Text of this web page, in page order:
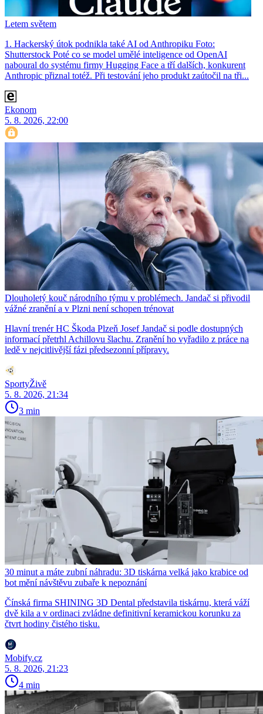
Letem světem
1. Hackerský útok podnikla také AI od Anthropiku Foto:
Shutterstock Poté co se model umělé inteligence od OpenAI
naboural do systému firmy Hugging Face a tří dalších, konkurent
Anthro­pic přiznal totéž. Při testování jeho produkt zaútočil na tři...
Ekonom
5. 8. 2026, 22:00
Dlouholetý kouč národního týmu v problémech. Jandač si přivodil
vážné zranění a v Plzni není schopen trénovat
Hlavní trenér HC Škoda Plzeň Josef Jandač si podle dostupných
informací přetrhl Achillovu šlachu. Zranění ho vyřadilo z práce na
ledě v nejcitlivější fázi předsezonní přípravy.
SportyŽivě
5. 8. 2026, 21:34
3 min
30 minut a máte zubní náhradu: 3D tiskárna velká jako krabice od
bot mění návštěvu zubaře k nepoznání
Čínská firma SHINING 3D Dental představila tiskárnu, která váží
dvě kila a v ordinaci zvládne definitivní keramickou korunku za
čtvrt hodiny čistého tisku.
Mobify.cz
5. 8. 2026, 21:23
4 min